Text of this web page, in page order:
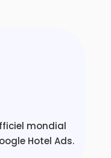
mondial
Hotel Ads.